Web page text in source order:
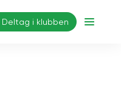
Deltag i klubben